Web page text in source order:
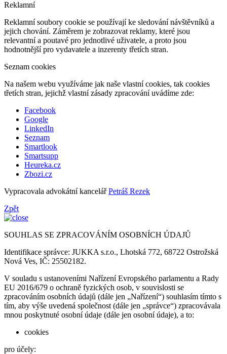
Reklamní
Reklamní soubory cookie se používají ke sledování návštěvníků a
jejich chování. Záměrem je zobrazovat reklamy, které jsou
relevantní a poutavé pro jednotlivé uživatele, a proto jsou
hodnotnější pro vydavatele a inzerenty třetích stran.
Seznam cookies
Na našem webu využíváme jak naše vlastní cookies, tak cookies
třetích stran, jejichž vlastní zásady zpracování uvádíme zde:
Facebook
Google
LinkedIn
Seznam
Smartlook
Smartsupp
Heureka.cz
Zbozi.cz
Vypracovala advokátní kancelářPetráš Rezek
Zpět
SOUHLAS SE ZPRACOVÁNÍM OSOBNÍCH ÚDAJŮ
Identifikace správce: JUKKA s.r.o., Lhotská 772, 68722 Ostrožská
Nová Ves, IČ: 25502182.
V souladu s ustanoveními Nařízení Evropského parlamentu a Rady
EU 2016/679 o ochraně fyzických osob, v souvislosti se
zpracováním osobních údajů (dále jen „Nařízení“) souhlasím tímto s
tím, aby výše uvedená společnost (dále jen „správce“) zpracovávala
mnou poskytnuté osobní údaje (dále jen osobní údaje), a to:
cookies
pro účely: